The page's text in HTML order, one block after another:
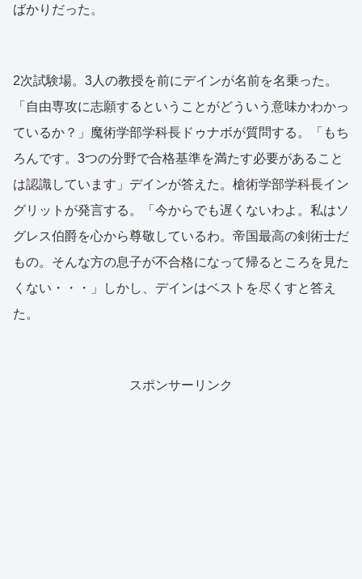
ばかりだった。
2次試験場。3人の教授を前にデインが名前を名乗った。
「自由専攻に志願するということがどういう意味かわかっ
ているか？」魔術学部学科長ドゥナボが質問する。「もち
ろんです。3つの分野で合格基準を満たす必要があること
は認識しています」デインが答えた。槍術学部学科長イン
グリットが発言する。「今からでも遅くないわよ。私はソ
グレス伯爵を心から尊敬しているわ。帝国最高の剣術士だ
もの。そんな方の息子が不合格になって帰るところを見た
くない・・・」しかし、デインはベストを尽くすと答え
た。
スポンサーリンク